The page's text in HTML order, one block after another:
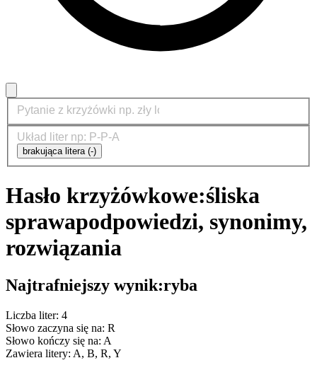
brakująca litera (-)
Hasło krzyżówkowe:śliska
sprawapodpowiedzi, synonimy,
rozwiązania
Najtrafniejszy wynik:ryba
Liczba liter: 4
Słowo zaczyna się na: R
Słowo kończy się na: A
Zawiera litery: A, B, R, Y